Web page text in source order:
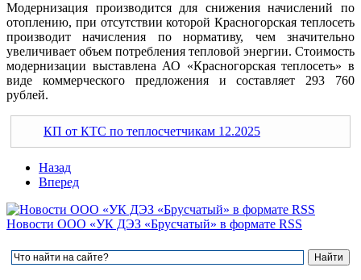
Модернизация производится для снижения начислений по
отоплению, при отсутствии которой Красногорская теплосеть
производит начисления по нормативу, чем значительно
увеличивает объем потребления тепловой энергии. Стоимость
модернизации выставлена АО «Красногорская теплосеть» в
виде коммерческого предложения и составляет 293 760
рублей.
КП от КТС по теплосчетчикам 12.2025
Назад
Вперед
Новости ООО «УК ДЭЗ «Брусчатый» в формате RSS